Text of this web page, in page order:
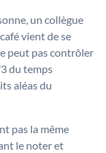
un collègue
vient de se
peut pas contrôler
du temps
aléas du
pas la même
le noter et